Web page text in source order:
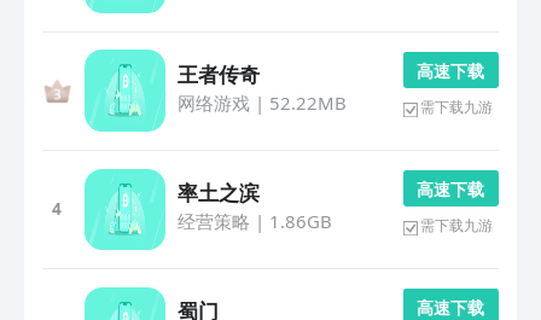
王者传奇
网络游戏| 52.22MB
高 速 下 载
需下载九游
4
率土之滨
经营策略 | 1.86GB
高 速 下 载
需下载九游
蜀门 高 速 下 载